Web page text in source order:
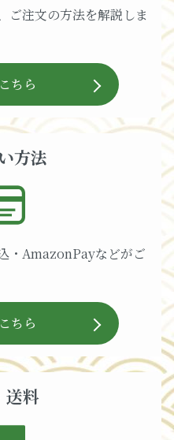
ご注文の方法を解説しま
ちら
方法
・AmazonPayなどがご
ちら
送料